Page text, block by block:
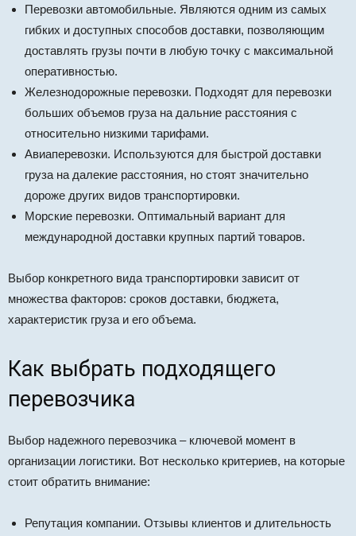
Перевозки автомобильные. Являются одним из самых
гибких и доступных способов доставки, позволяющим
доставлять грузы почти в любую точку с максимальной
оперативностью.
Железнодорожные перевозки. Подходят для перевозки
больших объемов груза на дальние расстояния с
относительно низкими тарифами.
Авиаперевозки. Используются для быстрой доставки
груза на далекие расстояния, но стоят значительно
дороже других видов транспортировки.
Морские перевозки. Оптимальный вариант для
международной доставки крупных партий товаров.
Выбор конкретного вида транспортировки зависит от
множества факторов: сроков доставки, бюджета,
характеристик груза и его объема.
Как выбрать подходящего
перевозчика
Выбор надежного перевозчика – ключевой момент в
организации логистики. Вот несколько критериев, на которые
стоит обратить внимание:
Репутация компании. Отзывы клиентов и длительность